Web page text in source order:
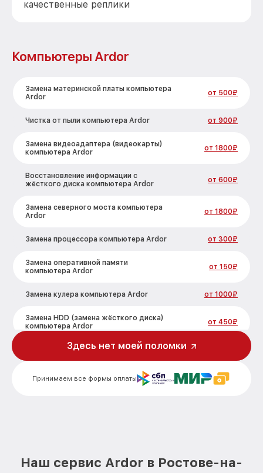
качественные реплики
Компьютеры Ardor
Замена материнской платы компьютера
Ardor
от 500₽
Чистка от пыли компьютера Ardor от 900₽
Замена видеоадаптера (видеокарты)
компьютера Ardor
от 1800₽
Восстановление информации с
жёсткого диска компьютера Ardor
от 600₽
Замена северного моста компьютера
Ardor
от 1800₽
Замена процессора компьютера Ardor от 300₽
Замена оперативной памяти
компьютера Ardor
от 150₽
Замена кулера компьютера Ardor от 1000₽
Замена HDD (замена жёсткого диска)
компьютера Ardor
от 450₽
Замена блока питания компьютера
Замена звуковой платы компьютера
от 700₽
Принимаем все формы оплаты
Здесь нет моей поломки
Наш сервис Ardor в Ростове-на-